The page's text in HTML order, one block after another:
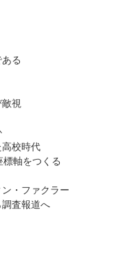
る
視
校時代
軸をつくる
・ファクラー
査報道へ